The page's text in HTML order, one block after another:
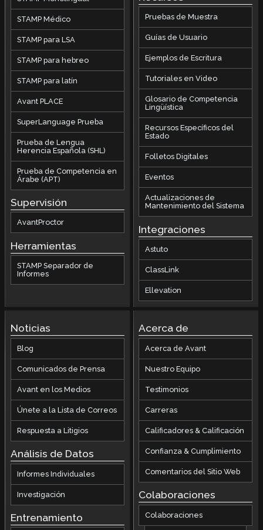
STAMP Médico
STAMP para LSA
STAMP para hebreo
STAMP para latín
Avant PLACE
SuperLanguage Prueba
Prueba de Lengua
Herencia Española (SHL)
Prueba de Competencia en
Árabe (APT)
Supervisión
AvantProctor
Herramientas
STAMP Separador de
Informes
Pruebas de Muestra
Guías de Usuario
Ejemplos de Escritura
Tutoriales en Video
Glosario de Competencia
Lingüística
Recursos Específicos del
Estado
Folletos Digitales
Eventos
Actualizaciones de
Mantenimiento del Sistema
Integraciones
Astuto
ClassLink
Ellevation
Noticias
Blog
Comunicados de Prensa
Avant en los Medios
Únete a la Lista de Correos
Respuesta a Litigios
Análisis de Datos
Informes Individuales
Investigación
Entrenamiento
Acerca de
Acerca de Avant
Nuestro Equipo
Testimonios
Carreras
Calificadores & Calificación
Confianza & Cumplimiento
Comentarios del Sitio Web
Colaboraciones
Colaboraciones